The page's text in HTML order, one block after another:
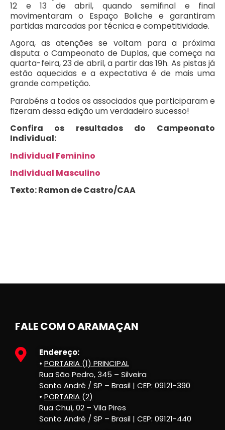
12 e 13 de abril, quando semifinal e final
movimentaram o Espaço Boliche e garantiram
partidas marcadas por técnica e competitividade.
Agora, as atenções se voltam para a próxima
disputa: o Campeonato de Duplas, que começa na
quarta-feira, 23 de abril, a partir das 19h. As pistas já
estão aquecidas e a expectativa é de mais uma
grande competição.
Parabéns a todos os associados que participaram e
fizeram dessa edição um verdadeiro sucesso!
Confira os resultados do Campeonato
Individual:
Individual Feminino
Individual Masculino
Texto: Ramon de Castro/CAA
FALE COM O ARAMAÇAN
Endereço:
• PORTARIA (1) PRINCIPAL
Rua São Pedro, 345 – Silveira
Santo André / SP – Brasil | CEP: 09121-390
• PORTARIA (2)
Rua Chuí, 02 – Vila Pires
Santo André / SP – Brasil | CEP: 09121-440